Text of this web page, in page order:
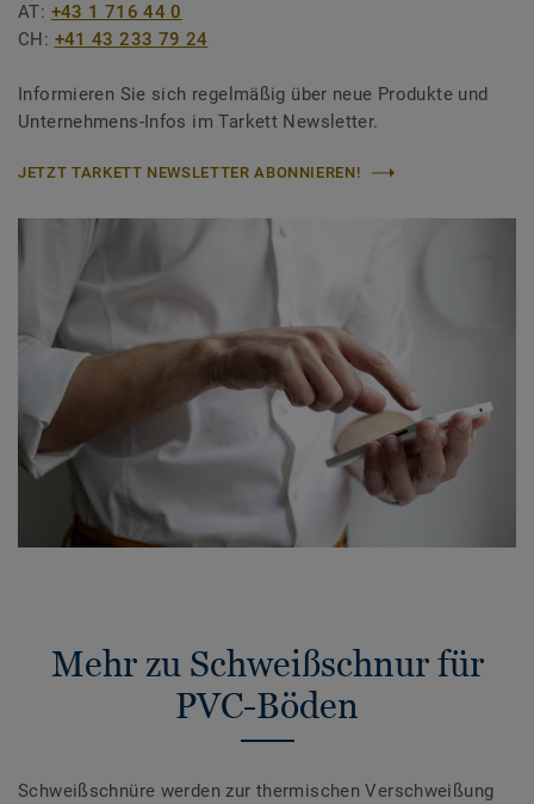
AT: +43 1 716 44 0
CH: +41 43 233 79 24
Informieren Sie sich regelmäßig über neue Produkte und
Unternehmens-Infos im Tarkett Newsletter.
JETZT TARKETT NEWSLETTER ABONNIEREN!
Mehr zu Schweißschnur für
PVC-Böden
Schweißschnüre werden zur thermischen Verschweißung